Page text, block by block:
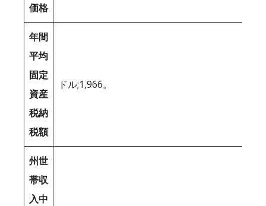
価格
年間
平均
固定
資産
税納
税額
ドル;1,966。
州世
帯収
入中